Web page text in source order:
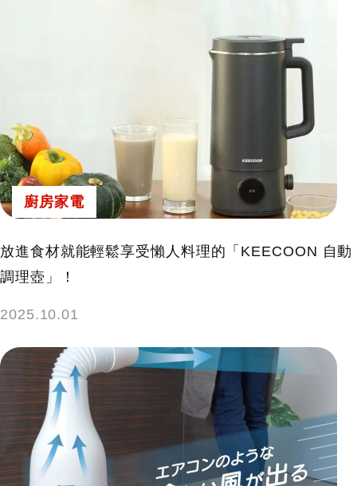
廚房家電
放進食材就能輕鬆享受懶人料理的「KEECOON 自動
調理壺」！
2025.10.01